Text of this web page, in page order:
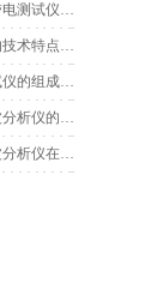
手持式氧化锌避雷器带电测试仪能在不拆卸避雷器的情况下进行带电测试
氧化锌避雷器测试仪的技术特点体现在哪些方面？
氧化锌避雷器特性测试仪的组成部分及其作用
氧化锌避雷器多次谐波分析仪的主要功能及应用领域
氧化锌避雷器多次谐波分析仪在电力公司和变电站中的应用